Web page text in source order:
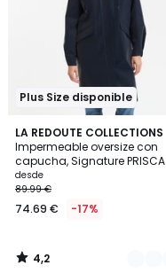
Plus Size disponible
LA REDOUTE COLLECTIONS
Impermeable oversize con
capucha, Signature PRISCA
desde
89.99 €
74.69 € -17%
4,2
/ 5
3
Colores
4,2
/